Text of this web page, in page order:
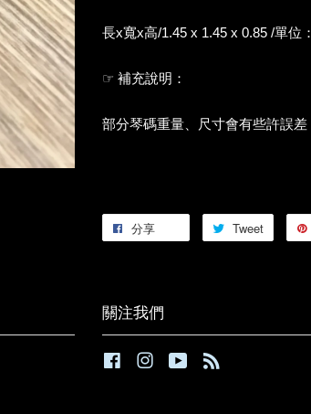
長x寬x高/1.45 x 1.45 x 0.85 /單位
☞ 補充說明：
部分琴碼重量、尺寸會有些許誤差
分享 Tweet
關注我們
FacebookInstagramYouTube